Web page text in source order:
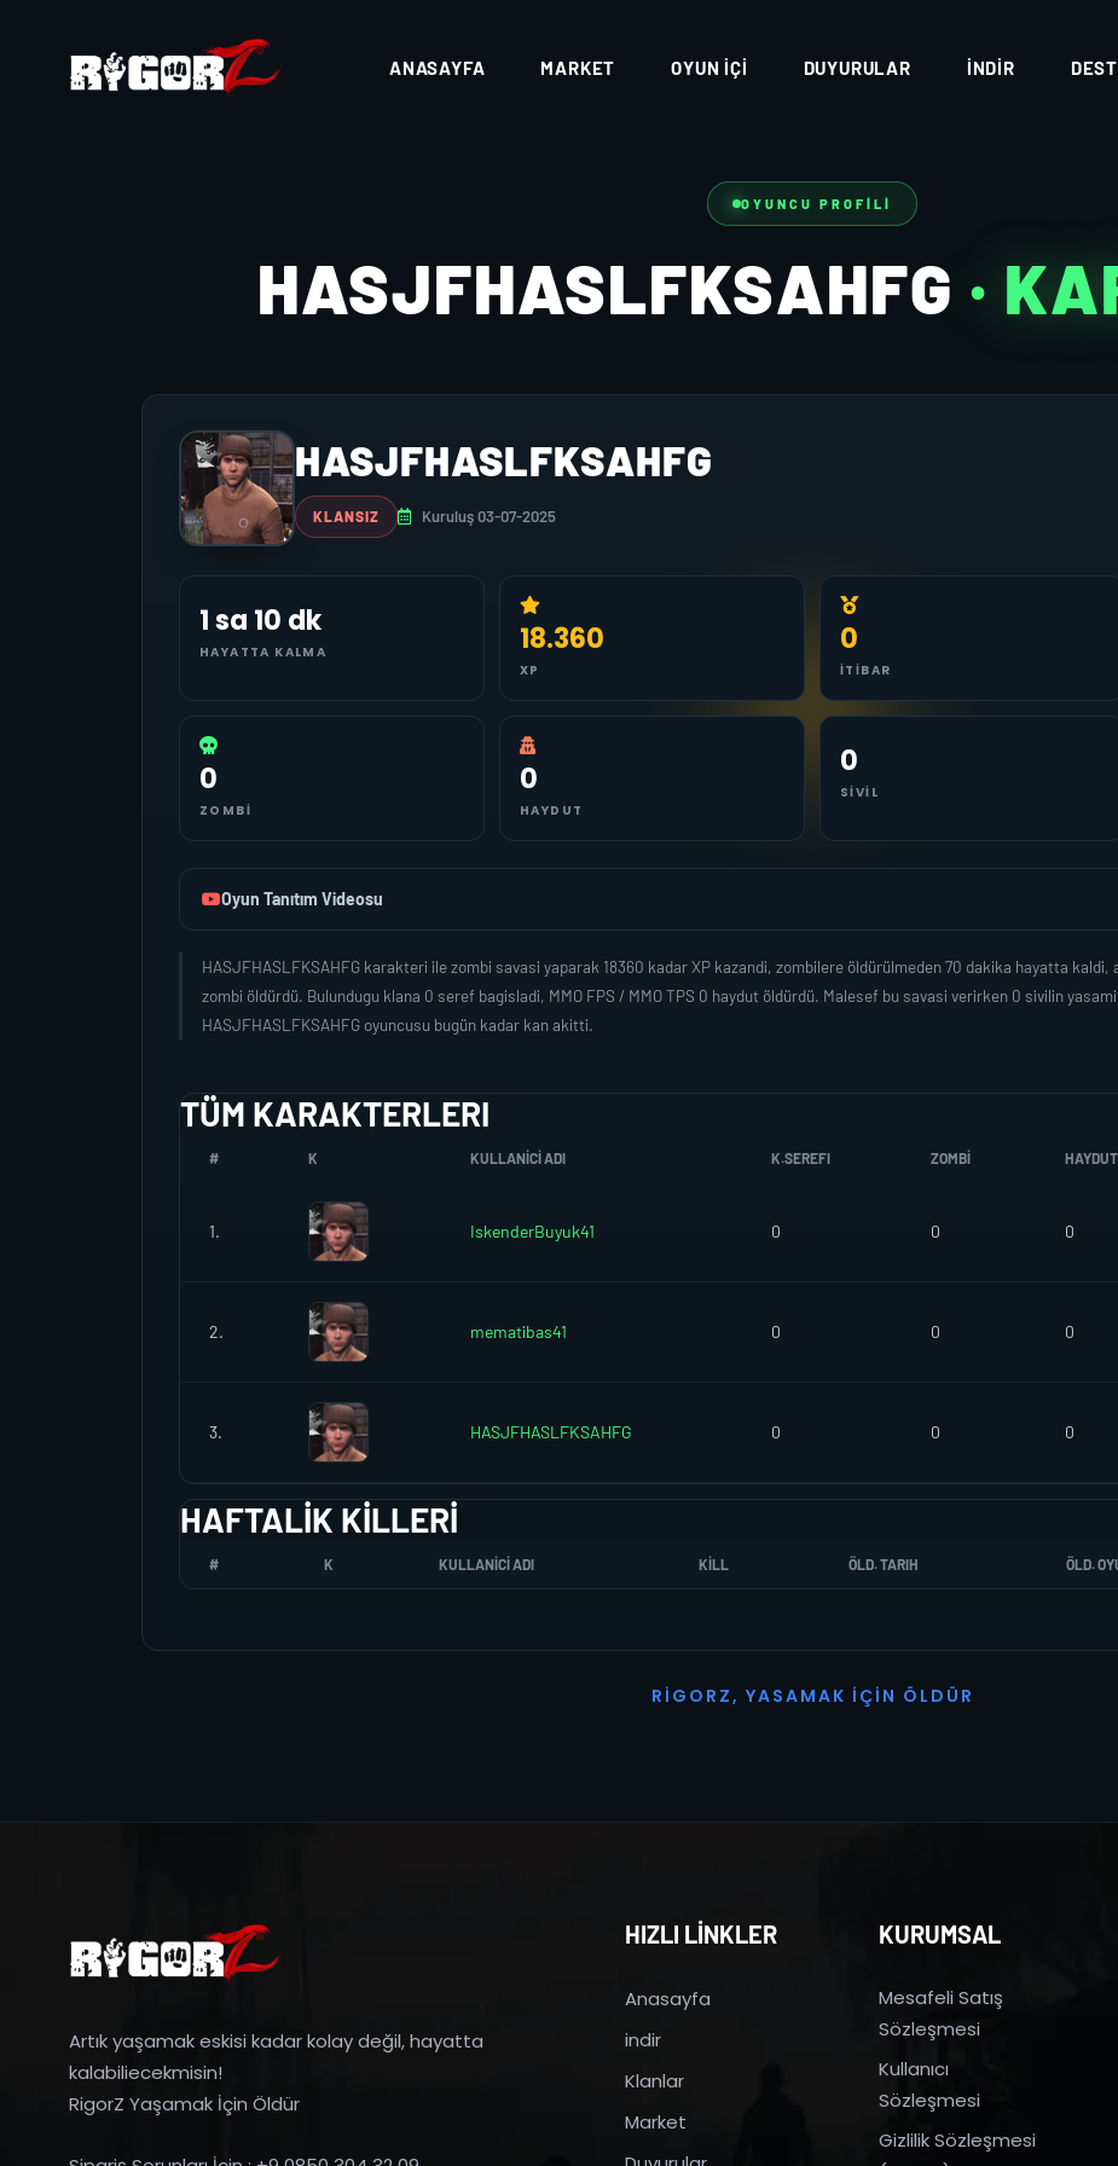
ANASAYFA MARKET OYUN İÇI DUYURULAR İNDIR
OYUNCU PROFILI
HASJFHASLFKSAHFG ·
HASJFHASLFKSAHFG
KLANSIZ Kuruluş 03-07-2025
1 sa 10 dk
HAYATTA KALMA 18.360
XP
0
İTIBAR
0
ZOMBI
0
HAYDUT
0
SIVIL
Oyun Tanıtım Videosu
HASJFHASLFKSAHFG karakteri ile zombi savasi yaparak 18360 kadar XP kazandi, zombilere öldürülmeden 70 dakika hayatta
zombi öldürdü. Bulundugu klana 0 seref bagisladi, MMO FPS / MMO TPS 0 haydut öldürdü. Malesef bu savasi verirken 0 sivilin
HASJFHASLFKSAHFG oyuncusu bugün kadar kan akitti.
TÜM KARAKTERLERI
# K KULLANICI ADI K.SEREFI ZOMBI HAYDUT
1. IskenderBuyuk41 0 0 0
2. mematibas41 0 0 0
3. HASJFHASLFKSAHFG 0 0 0
HAFTALIK KILLERI
# K KULLANICI ADI KILL ÖLD. TARIH ÖLD.
R I G O R Z, YASAMAK İ ÇI N Ö L D Ü R
Artık yaşamak eskisi kadar kolay değil, hayatta
kalabiliecekmisin!
RigorZ Yaşamak İçin Öldür
HIZLI LİNKLER
Anasayfa
indir
Klanlar
Market
KURUMSAL
Mesafeli Satış
Sözleşmesi
Kullanıcı
Sözleşmesi
Gizlilik Sözleşmesi